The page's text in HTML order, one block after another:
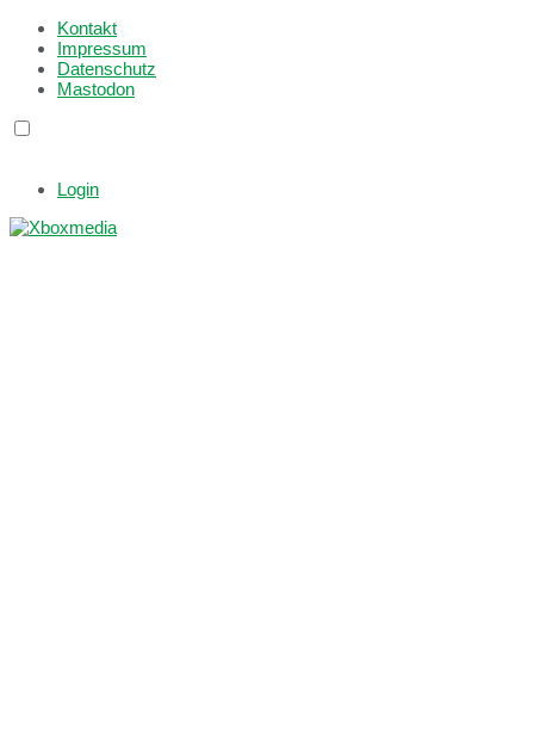
Kontakt
Impressum
Datenschutz
Mastodon
Login